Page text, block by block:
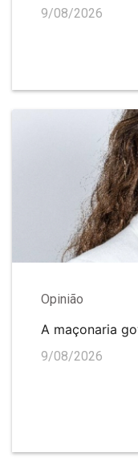
9/08/2026
Opinião
A maçonaria
9/08/2026